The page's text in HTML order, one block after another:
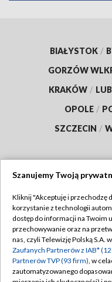
BIAŁYSTOK /
GORZÓW
KRAKÓW /
OPOLE /
SZCZECIN /
Abonament TVP
Emisja w TVP
Centrum informacji
Szanujemy Twoją
Kliknij "Akceptuję i przechodzę
korzystanie z technologii
dostęp do informacji na Twoim
przechowywanie oraz na
nas, czyli Telewizję Polską S.A.
Zaufanych Partnerów z IAB*
Partnerów TVP (93 firm), w
zautomatyzowanego